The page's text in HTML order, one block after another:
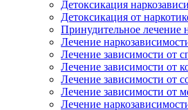
Детоксикация
Детоксикация от
Принудительное лечение
Лечение
Лечение зависимости от
Лечение зависимости от
Лечение зависимости от
Лечение зависимости от
Лечение